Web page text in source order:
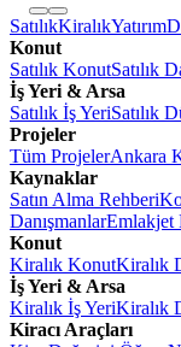
SatılıkKiralıkYatırım
Konut
Satılık KonutSatılık
İş Yeri & Arsa
Satılık İş YeriSatılık
Projeler
Tüm ProjelerAnkara
Kaynaklar
Satın Alma Rehberi
DanışmanlarEmlakjet
Konut
Kiralık KonutKiralık
İş Yeri & Arsa
Kiralık İş YeriKiralık
Kiracı Araçları